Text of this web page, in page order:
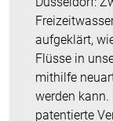
aufgeklärt,
Flüsse in
mithilfe
werden kann.
patentierte